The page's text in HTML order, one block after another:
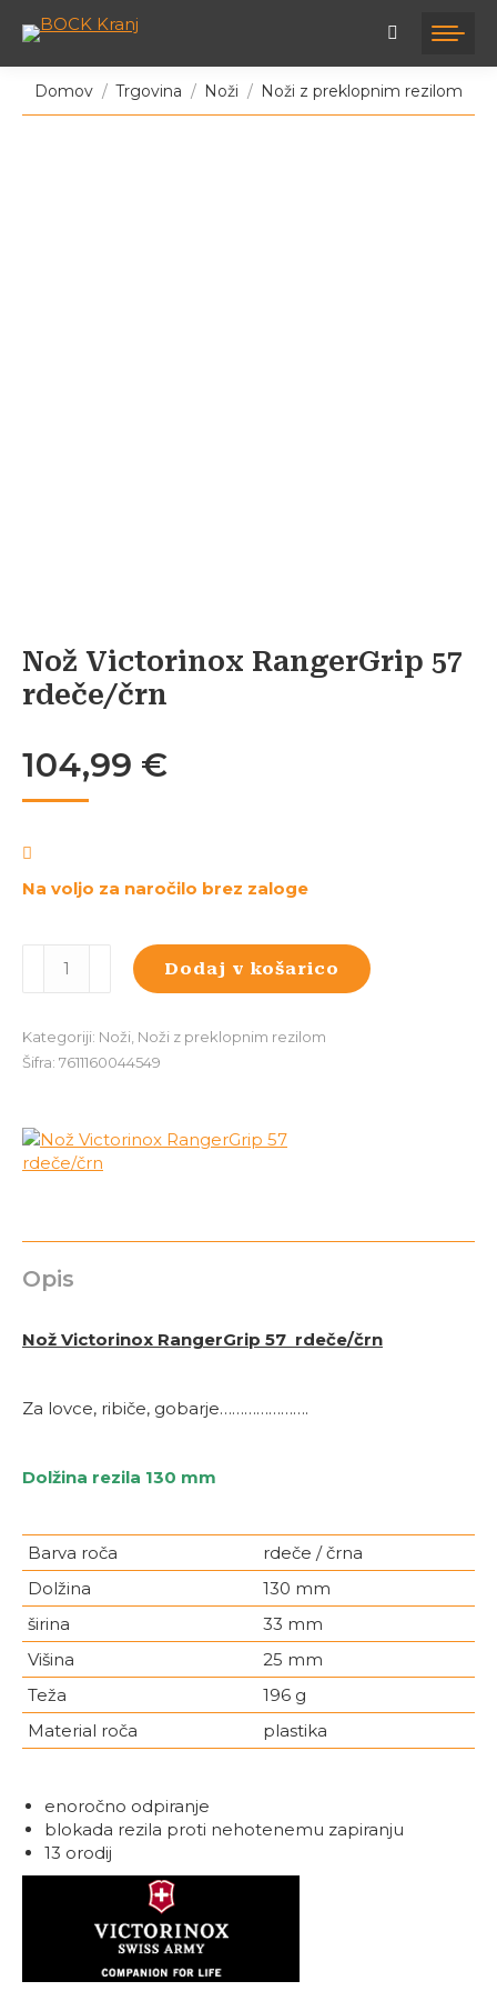
Tukaj ste:
Domov Trgovina Noži Noži z preklopnim rezilom
Nož Victorinox RangerGrip 57
rdeče/črn
104,99 €
Na voljo za naročilo brez zaloge
Victorinox
rdeče/
črn
Dodaj v košarico
Kategoriji: Noži Noži z preklopnim rezilom
Šifra: 7611160044549
Opis
Nož Victorinox RangerGrip 57 rdeče/črn
Za lovce, ribiče, gobarje………………….
Dolžina rezila 130 mm
Barva roča
rdeče / črna
Dolžina
130 mm
širina
33 mm
Višina
25 mm
Teža
196 g
Material roča
plastika
enoročno odpiranje
blokada rezila proti nehotenemu zapiranju
13 orodij